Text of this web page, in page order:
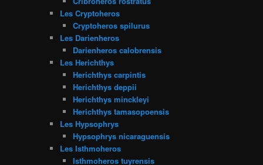
Les Cryptoheros
Cryptoheros spilurus
Les Darienheros
Darienheros calobrensis
Les Herichthys
Herichthys carpintis
Herichthys deppii
Herichthys minckleyi
Herichthys tamasopoensis
Les Hypsophrys
Hypsophrys nicaraguensis
Les Isthmoheros
Isthmoheros tuyrensis